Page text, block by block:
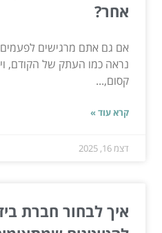
אחר?
אם גם אתם מרגישים
נראה כמו העתק של הקודם,
קסום,...
קרא עוד »
דצמ 16, 2025
איך לבחור חברת